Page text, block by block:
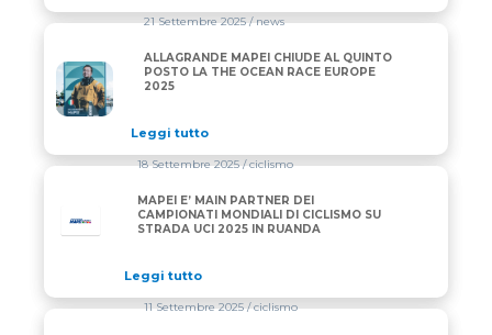
ALLAGRANDE MAPEI CHIUDE AL QUINTO POSTO
21 Settembre 2025/ news
ALLAGRANDE MAPEI CHIUDE AL QUINTO
POSTO LA THE OCEAN RACE EUROPE
2025
Leggi tutto
18 Settembre 2025/ ciclismo
MAPEI E’ MAIN PARTNER DEI
CAMPIONATI MONDIALI DI CICLISMO SU
STRADA UCI 2025 IN RUANDA
Leggi tutto
11 Settembre 2025/ ciclismo